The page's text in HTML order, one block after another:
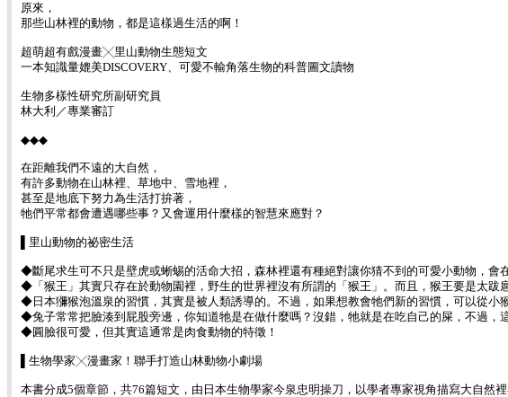
原來，
那些山林裡的動物，都是這樣過生活的啊！
超萌超有戲漫畫╳里山動物生態短文
一本知識量媲美DISCOVERY、可愛不輸角落生物的科普圖文讀物
生物多樣性研究所副研究員
林大利／專業審訂
◆◆◆
在距離我們不遠的大自然，
有許多動物在山林裡、草地中、雪地裡，
甚至是地底下努力為生活打拚著，
牠們平常都會遭遇哪些事？又會運用什麼樣的智慧來應對？
▌里山動物的祕密生活
◆斷尾求生可不只是壁虎或蜥蜴的活命大招，森林裡還有種絕對讓你猜不到的可愛小動物，
◆「猴王」其實只存在於動物園裡，野生的世界裡沒有所謂的「猴王」。而且，猴王要是太
◆日本獼猴泡溫泉的習慣，其實是被人類誘導的。不過，如果想教會牠們新的習慣，可以從小
◆兔子常常把臉湊到屁股旁邊，你知道牠是在做什麼嗎？沒錯，牠就是在吃自己的屎，不過
◆圓臉很可愛，但其實這通常是肉食動物的特徵！
▌生物學家╳漫畫家！聯手打造山林動物小劇場
本書分成5個章節，共76篇短文，由日本生物學家今泉忠明操刀，以學者專家視角描寫大自